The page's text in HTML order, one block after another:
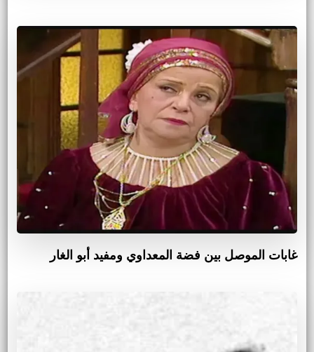
غابات الموصل بين فضة المعداوي ومفيد أبو الغار